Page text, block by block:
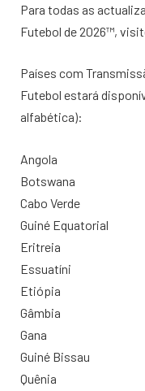
Para todas as
Futebol de 2026™️,
Países com
Futebol estará
alfabética):
Angola
Botswana
Cabo Verde
Guiné Equatorial
Eritreia
Essuatíni
Etiópia
Gâmbia
Gana
Guiné Bissau
Quênia